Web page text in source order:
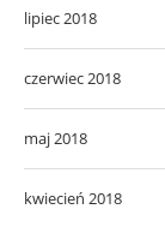
lipiec 2018
czerwiec 2018
maj 2018
kwiecień 2018